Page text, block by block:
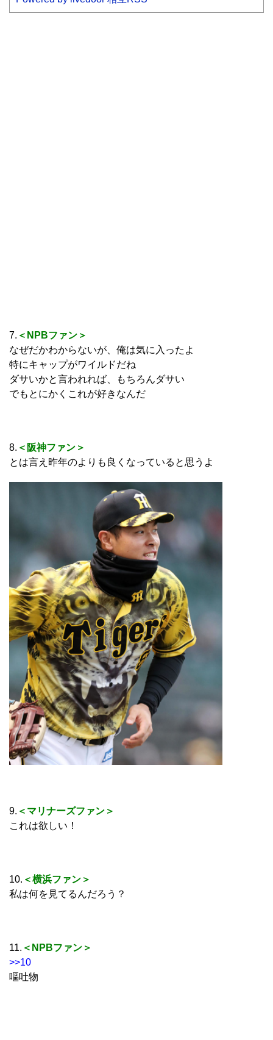
7. ＜NPBファン＞
なぜだかわからないが、俺は気に入ったよ
特にキャップがワイルドだね
ダサいかと言われれば、もちろんダサい
でもとにかくこれが好きなんだ
8. ＜阪神ファン＞
とは言え昨年のよりも良くなっていると思うよ
9. ＜マリナーズファン＞
これは欲しい！
10. ＜横浜ファン＞
私は何を見てるんだろう？
11. ＜NPBファン＞
>>10
嘔吐物